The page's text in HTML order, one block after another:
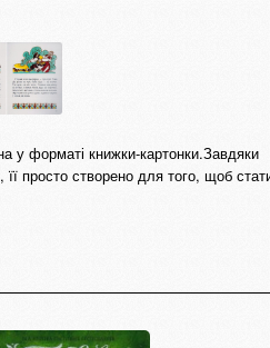
у форматі книжки-картонки.Завдяки
просто створено для того, щоб